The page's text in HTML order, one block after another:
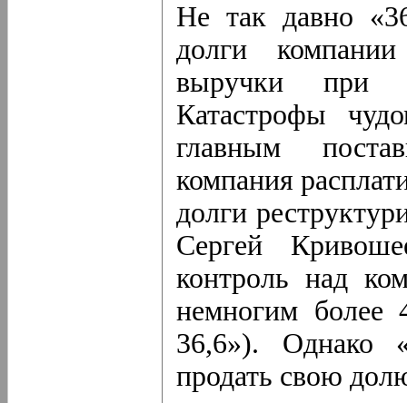
Не так давно
долги
выручки при
Катастрофы
главным
компания
долги
Сергей
контроль над
немногим более
36,6»). Однако
продать свою